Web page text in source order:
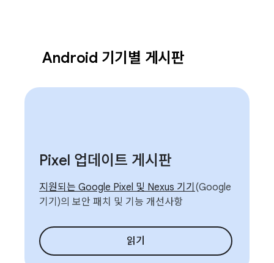
Android 기기별 게시판
Pixel 업데이트 게시판
지원되는 Google Pixel 및 Nexus 기기 (Google
기기)의 보안 패치 및 기능 개선사항
읽기